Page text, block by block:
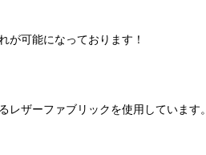
が可能になっております！
ザーファブリックを使用しています。